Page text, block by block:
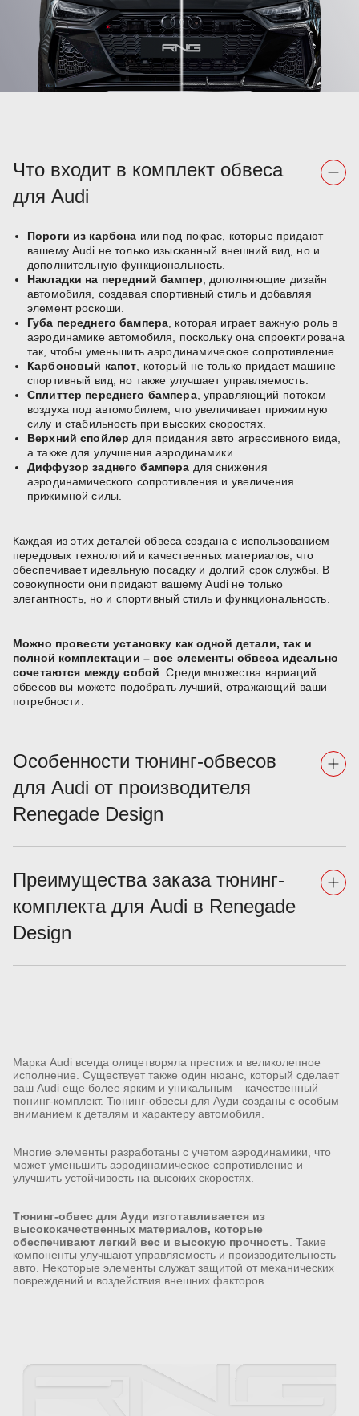
Что входит в комплект обвеса
для Audi
Пороги из карбона или под покрас, которые придают
вашему Audi не только изысканный внешний вид, но и
дополнительную функциональность.
Накладки на передний бампер , дополняющие дизайн
автомобиля, создавая спортивный стиль и добавляя
элемент роскоши.
Губа переднего бампера , которая играет важную роль в
аэродинамике автомобиля, поскольку она спроектирована
так, чтобы уменьшить аэродинамическое сопротивление.
Карбоновый капот , который не только придает машине
спортивный вид, но также улучшает управляемость.
Сплиттер переднего бампера, управляющий потоком
воздуха под автомобилем, что увеличивает прижимную
силу и стабильность при высоких скоростях.
Верхний спойлер для придания авто агрессивного вида,
а также для улучшения аэродинамики.
Диффузор заднего бампера для снижения
аэродинамического сопротивления и увеличения
прижимной силы.
Каждая из этих деталей обвеса создана с использованием
передовых технологий и качественных материалов, что
обеспечивает идеальную посадку и долгий срок службы. В
совокупности они придают вашему Audi не только
элегантность, но и спортивный стиль и функциональность.
Можно провести установку как одной детали, так и
полной комплектации – все элементы обвеса идеально
сочетаются между собой . Среди множества вариаций
обвесов вы можете подобрать лучший, отражающий ваши
потребности.
Особенности тюнинг-обвесов
для Audi от производителя
Renegade Design
Преимущества заказа тюнинг-
комплекта для Audi в Renegade
Design
Марка Audi всегда олицетворяла престиж и великолепное
исполнение. Существует также один нюанс, который сделает
ваш Audi еще более ярким и уникальным – качественный
тюнинг-комплект. Тюнинг-обвесы для Ауди созданы с особым
вниманием к деталям и характеру автомобиля.
Многие элементы разработаны с учетом аэродинамики, что
может уменьшить аэродинамическое сопротивление и
улучшить устойчивость на высоких скоростях.
Тюнинг-обвес для Ауди изготавливается из
высококачественных материалов, которые
обеспечивают легкий вес и высокую прочность . Такие
компоненты улучшают управляемость и производительность
авто. Некоторые элементы служат защитой от механических
повреждений и воздействия внешних факторов.